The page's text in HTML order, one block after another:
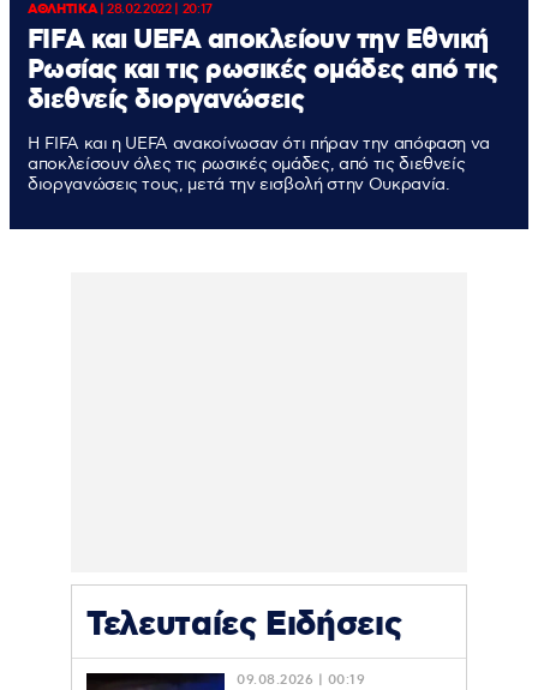
ΑΘΛΗΤΙΚΑ|28.02.2022 | 20:17
FIFΑ και UEFA αποκλείουν την Εθνική
Ρωσίας και τις ρωσικές ομάδες από τις
διεθνείς διοργανώσεις
Η FIFA και η UEFA ανακοίνωσαν ότι πήραν την απόφαση να
αποκλείσουν όλες τις ρωσικές ομάδες, από τις διεθνείς
διοργανώσεις τους, μετά την εισβολή στην Ουκρανία.
Τελευταίες Ειδήσεις
09.08.2026 | 00:19